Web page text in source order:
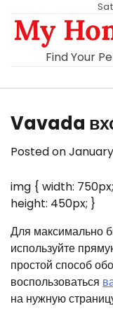
content
My
Find Your
Vavada
Posted on
img { width:
height: 450px; }
Для максимально
используйте
простой способ
воспользоваться
на нужную